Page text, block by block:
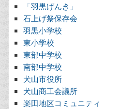
「羽黒げんき」
石上げ祭保存会
羽黒小学校
東小学校
東部中学校
南部中学校
犬山市役所
犬山商工会議所
楽田地区コミュニティ